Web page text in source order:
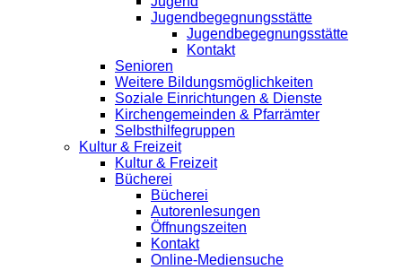
Jugendbegegnungsstätte
Jugendbegegnungsstätte
Kontakt
Senioren
Weitere Bildungsmöglichkeiten
Soziale Einrichtungen & Dienste
Kirchengemeinden & Pfarrämter
Selbsthilfegruppen
Kultur & Freizeit
Kultur & Freizeit
Bücherei
Bücherei
Autorenlesungen
Öffnungszeiten
Kontakt
Online-Mediensuche